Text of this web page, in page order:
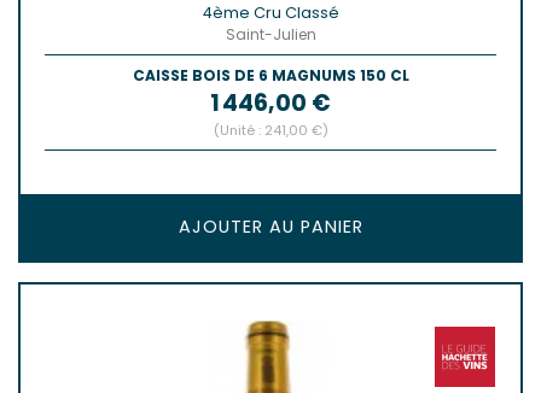
4ème Cru Classé
Saint-Julien
CAISSE BOIS DE 6 MAGNUMS 150 CL
Prix
1 446,00 €
(Unité : 241,00 €)
AJOUTER AU PANIER